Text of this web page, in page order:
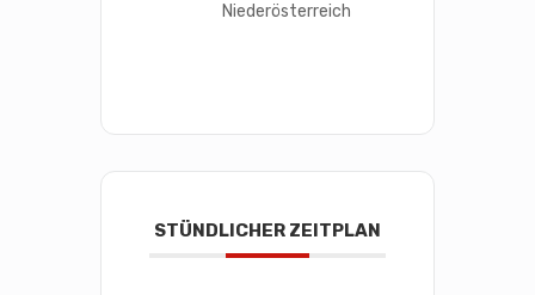
Niederösterreich
STÜNDLICHER ZEITPLAN